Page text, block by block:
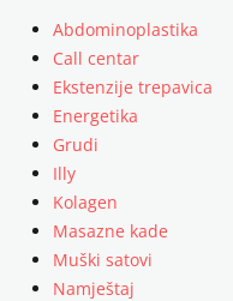
Abdominoplastika
Call centar
Ekstenzije trepavica
Energetika
Grudi
Illy
Kolagen
Masazne kade
Muški satovi
Namještaj